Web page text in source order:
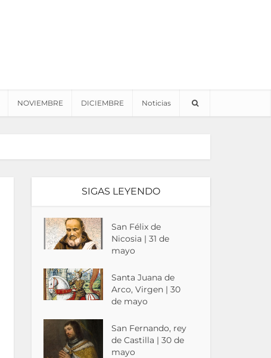
NOVIEMBRE DICIEMBRE Noticias
SIGAS LEYENDO
San Félix de
Nicosia | 31 de
mayo
Santa Juana de
Arco, Virgen | 30
de mayo
San Fernando, rey
de Castilla | 30 de
mayo